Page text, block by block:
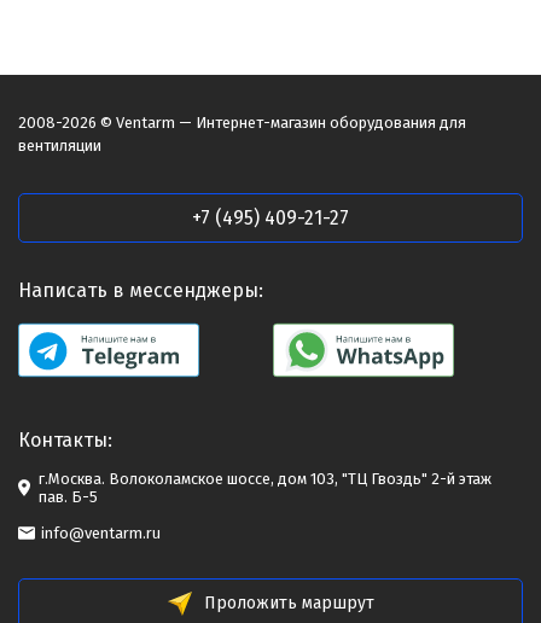
2008-2026 © Ventarm — Интернет-магазин оборудования для
вентиляции
+7 (495) 409-21-27
Написать в мессенджеры:
Контакты:
г.Москва. Волоколамское шоссе, дом 103, "ТЦ Гвоздь" 2-й этаж
пав. Б-5
info@ventarm.ru
Проложить маршрут